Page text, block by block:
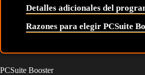
Detalles adicionales del
Razones para elegir PCSuite
PCSuite Booster